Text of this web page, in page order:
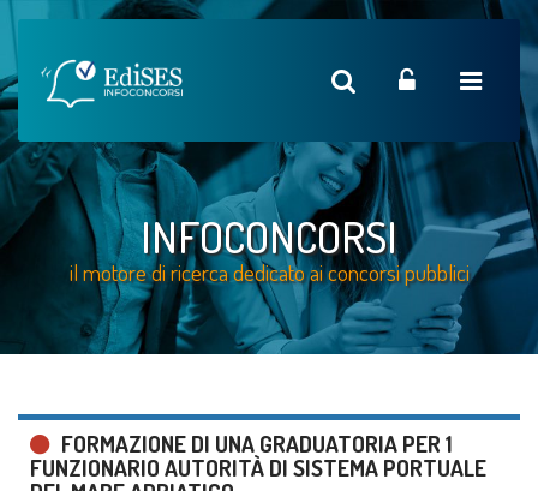
INFOCONCORSI
il motore di ricerca dedicato ai concorsi pubblici
FORMAZIONE DI UNA GRADUATORIA PER 1
FUNZIONARIO AUTORITÀ DI SISTEMA PORTUALE